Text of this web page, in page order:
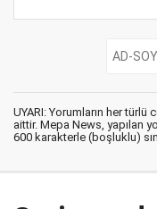
UYARI: Yorumların her
aittir. Mepa News, yapılan
600 karakterle (boşluklu)